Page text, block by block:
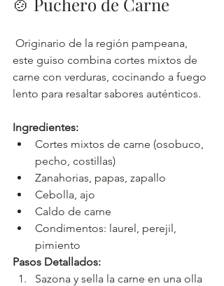
este guiso combina cortes mixtos de
carne con verduras, cocinando a fuego
lento para resaltar sabores auténticos.
Ingredientes:
Cortes mixtos de carne (osobuco,
pecho, costillas)
Zanahorias, papas, zapallo
Cebolla, ajo
Caldo de carne
Condimentos: laurel, perejil,
pimiento
Pasos Detallados:
Sazona y sella la carne en una olla